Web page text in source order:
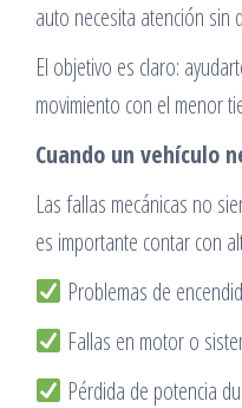
auto necesita atención sin
El objetivo es claro:
movimiento con el menor
Cuando un vehículo
Las fallas mecánicas no
es importante contar con
Problemas de
Fallas en motor o
Pérdida de potencia